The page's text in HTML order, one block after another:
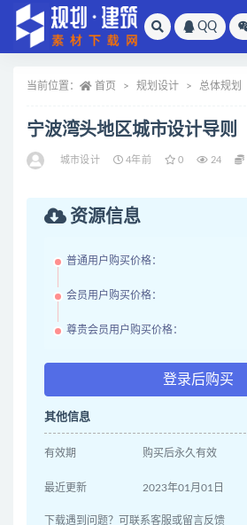
QQ
当前位置： 首页 规划设计 总体规划
宁波湾头地区城市设计导则
城市设计 4年前 0 24
资源信息
普通用户购买价格：
会员用户购买价格：
尊贵会员用户购买价格：
登录后购买
其他信息
有效期 购买后永久有效
最近更新 2023年01月01日
下载遇到问题？可联系客服或留言反馈
全部